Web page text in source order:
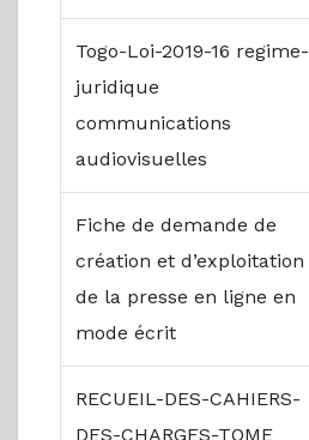
Togo-Loi-2019-16 regime-
juridique
communications
audiovisuelles
Fiche de demande de
création et d’exploitation
de la presse en ligne en
mode écrit
RECUEIL-DES-CAHIERS-
DES-CHARGES-TOME